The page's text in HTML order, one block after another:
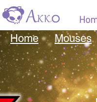
Home Mouses